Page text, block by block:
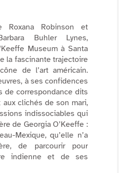
Roxana Robinson et
Buhler Lynes,
Museum à Santa
la fascinante trajectoire
de l’art américain.
à ses confidences
de correspondance dits
clichés de son mari,
indissociables qui
de Georgia O’Keeffe :
Mexique, qu’elle n’a
de parcourir pour
indienne et de ses